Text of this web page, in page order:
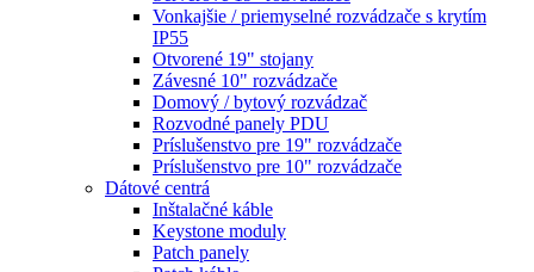
Vonkajšie / priemyselné rozvádzače s krytím
IP55
Otvorené 19" stojany
Závesné 10" rozvádzače
Domový / bytový rozvádzač
Rozvodné panely PDU
Príslušenstvo pre 19" rozvádzače
Príslušenstvo pre 10" rozvádzače
Dátové centrá
Inštalačné káble
Keystone moduly
Patch panely